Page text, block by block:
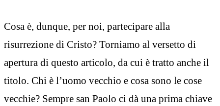
Cosa è, dunque, per noi, partecipare alla
risurrezione di Cristo? Torniamo al versetto di
apertura di questo articolo, da cui è tratto anche il
titolo. Chi è l’uomo vecchio e cosa sono le cose
vecchie? Sempre san Paolo ci dà una prima chiave